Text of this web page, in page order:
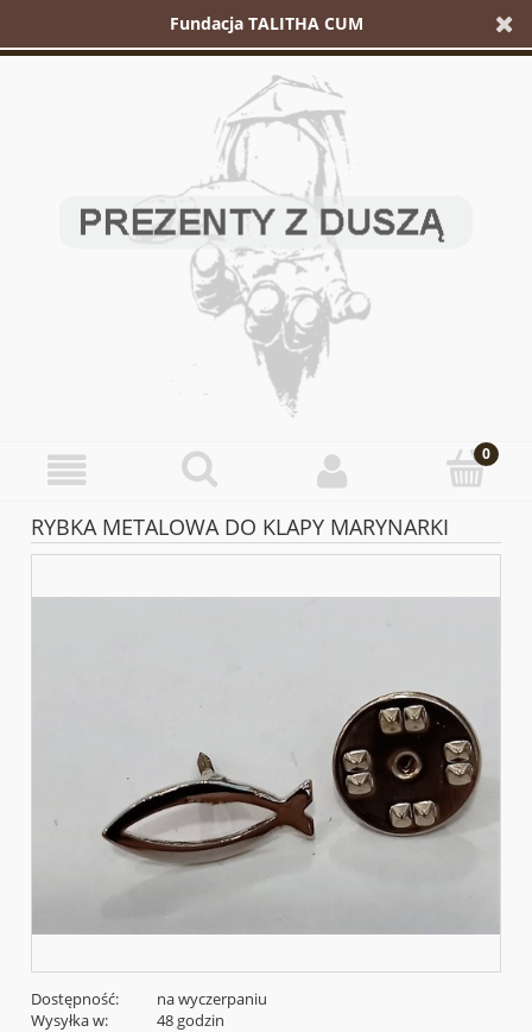
Fundacja TALITHA CUM
RYBKA METALOWA DO KLAPY MARYNARKI
Dostępność:
na wyczerpaniu
Wysyłka w:
48 godzin